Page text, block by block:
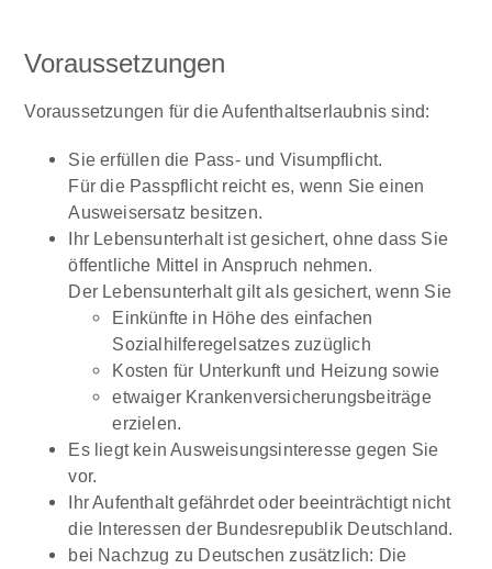
Voraussetzungen
Voraussetzungen für die Aufenthaltserlaubnis sind:
Sie erfüllen die Pass- und Visumpflicht.
Für die Passpflicht reicht es, wenn Sie einen
Ausweisersatz besitzen.
Ihr Lebensunterhalt ist gesichert, ohne dass Sie
öffentliche Mittel in Anspruch nehmen.
Der Lebensunterhalt gilt als gesichert, wenn Sie
Einkünfte in Höhe des einfachen
Sozialhilferegelsatzes zuzüglich
Kosten für Unterkunft und Heizung sowie
etwaiger Krankenversicherungsbeiträge
erzielen.
Es liegt kein Ausweisungsinteresse gegen Sie
vor.
Ihr Aufenthalt gefährdet oder beeinträchtigt nicht
die Interessen der Bundesrepublik Deutschland.
bei Nachzug zu Deutschen zusätzlich: Die